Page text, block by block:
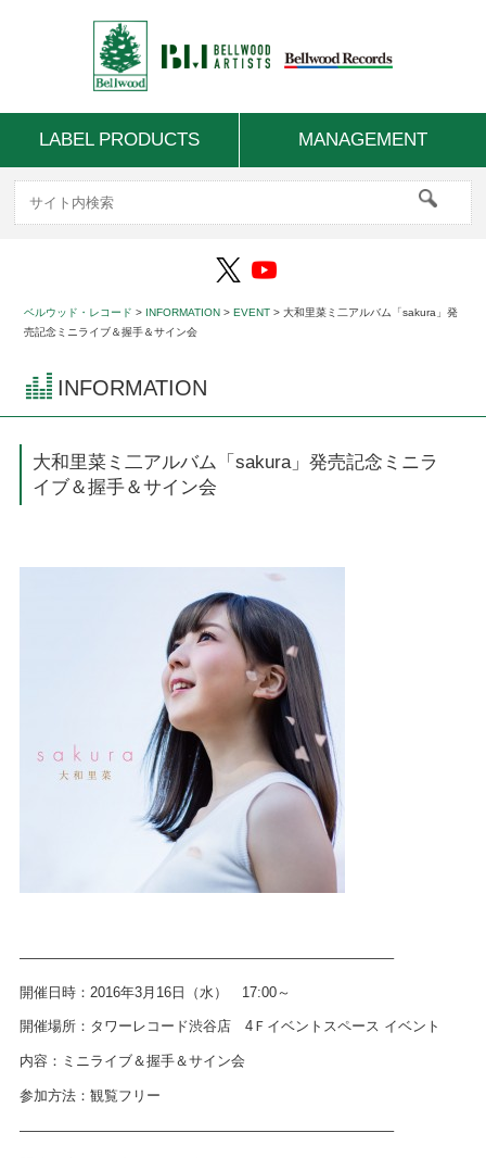
LABEL PRODUCTS MANAGEMENT
ベルウッド・レコード > INFORMATION >EVENT >大和里菜ミ二アルバム「sakura」発
売記念ミニライブ＆握手＆サイン会
INFORMATION
大和里菜ミ二アルバム「sakura」発売記念ミニラ
イブ＆握手＆サイン会
——————————————————————————–
開催日時：2016年3月16日（水） 17:00～
開催場所：タワーレコード渋谷店 4Ｆイベントスペース イベント
内容：ミニライブ＆握手＆サイン会
参加方法：観覧フリー
——————————————————————————–